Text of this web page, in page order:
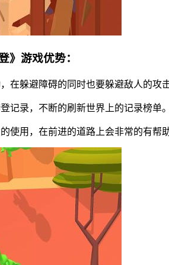
》游戏优势：
在躲避障碍的同时也要躲避敌人的攻击
记录，不断的刷新世界上的记录榜单。
使用，在前进的道路上会非常的有帮助